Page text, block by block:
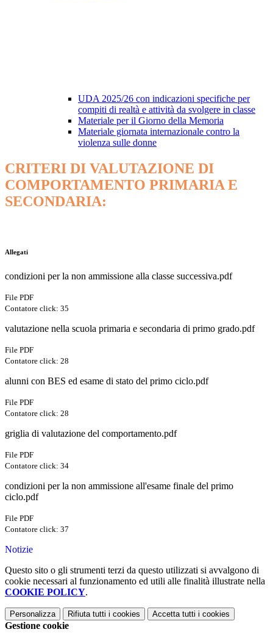
UDA 2025/26 con indicazioni specifiche per
compiti di realtà e attività da svolgere in classe
Materiale per il Giorno della Memoria
Materiale giornata internazionale contro la
violenza sulle donne
CRITERI DI VALUTAZIONE DI
COMPORTAMENTO PRIMARIA E
SECONDARIA:
Allegati
condizioni per la non ammissione alla classe successiva.pdf
File PDF
Contatore click: 35
valutazione nella scuola primaria e secondaria di primo grado.pdf
File PDF
Contatore click: 28
alunni con BES ed esame di stato del primo ciclo.pdf
File PDF
Contatore click: 28
griglia di valutazione del comportamento.pdf
File PDF
Contatore click: 34
condizioni per la non ammissione all'esame finale del primo
ciclo.pdf
File PDF
Contatore click: 37
Notizie
Questo sito o gli strumenti terzi da questo utilizzati si avvalgono di
cookie necessari al funzionamento ed utili alle finalità illustrate nella
COOKIE POLICY.
Personalizza Rifiuta tutti i cookies Accetta tutti i cookies
Gestione cookie